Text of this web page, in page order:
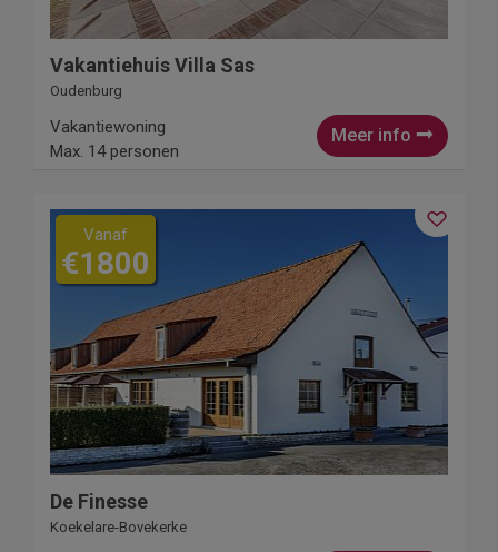
Vakantiehuis Villa Sas
Oudenburg
Meer info
Vakantiewoning
Max. 14 personen
Vanaf
€1800
De Finesse
Koekelare-Bovekerke